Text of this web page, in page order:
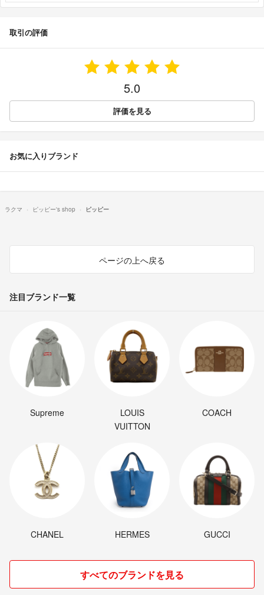
取引の評価
5.0
評価を見る
お気に入りブランド
ラクマ ピッピー's shop ピッピー
ページの上へ戻る
注目ブランド一覧
Supreme
LOUIS
VUITTON
COACH
CHANEL HERMES GUCCI
すべてのブランドを見る